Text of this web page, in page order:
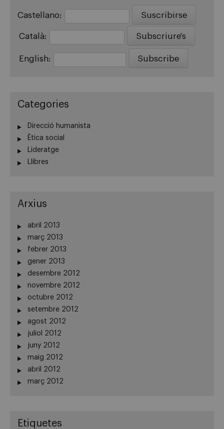
Castellano:
Català:
English:
Categories
Direcció humanista
Ètica social
Lideratge
Llibres
Arxius
abril 2013
març 2013
febrer 2013
gener 2013
desembre 2012
novembre 2012
octubre 2012
setembre 2012
agost 2012
juliol 2012
juny 2012
maig 2012
abril 2012
març 2012
Etiquetes